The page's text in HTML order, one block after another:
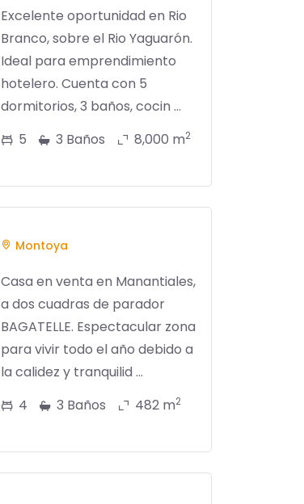
Excelente oportunidad en Rio
Branco, sobre el Rio Yaguarón.
Ideal para emprendimiento
hotelero. Cuenta con 5
dormitorios, 3 baños, cocin ...
5
3 Baños 8,000 m2
Montoya
Casa en venta en Manantiales,
a dos cuadras de parador
BAGATELLE. Espectacular zona
para vivir todo el año debido a
la calidez y tranquilid ...
4
3 Baños 482 m2